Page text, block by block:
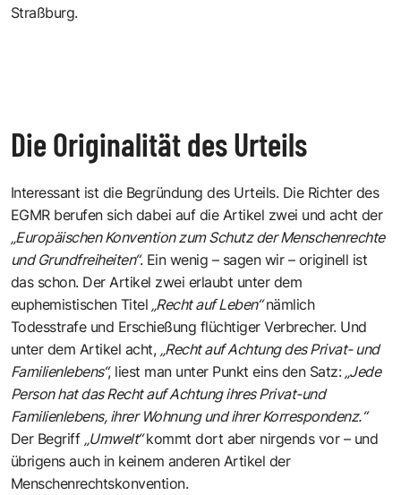
Straßburg.
Die Originalität des Urteils
Interessant ist die Begründung des Urteils. Die Richter des
EGMR berufen sich dabei auf die Artikel zwei und acht der
„Europäischen Konvention zum Schutz der Menschenrechte
und Grundfreiheiten“. Ein wenig – sagen wir – originell ist
das schon. Der Artikel zwei erlaubt unter dem
euphemistischen Titel „Recht auf Leben“nämlich
Todesstrafe und Erschießung flüchtiger Verbrecher. Und
unter dem Artikel acht, „Recht auf Achtung des Privat- und
Familienlebens“, liest man unter Punkt eins den Satz:„Jede
Person hat das Recht auf Achtung ihres Privat-und
Familienlebens, ihrer Wohnung und ihrer Korrespondenz.“
Der Begriff „Umwelt“kommt dort aber nirgends vor – und
übrigens auch in keinem anderen Artikel der
Menschenrechtskonvention.